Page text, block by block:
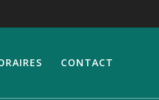
CONTACT